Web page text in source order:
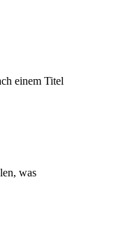
einem Titel
was